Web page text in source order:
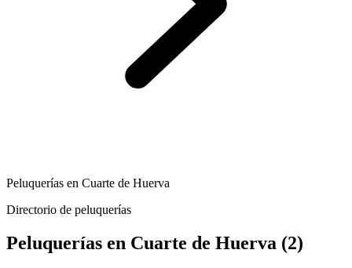
Peluquerías en Cuarte de Huerva
Directorio de peluquerías
Peluquerías en Cuarte de Huerva (2)